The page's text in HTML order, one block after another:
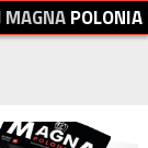
MAGNAPOLONIA